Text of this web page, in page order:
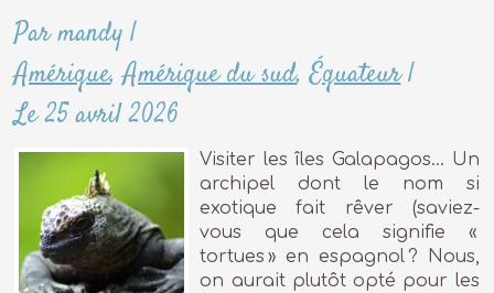
Par mandy |
Amérique,Amérique du sud,Équateur|
Le 25 avril 2026
Visiter les îles Galapagos… Un
archipel dont le nom si
exotique fait rêver (saviez-
vous que cela signifie «
tortues » en espagnol ? Nous,
on aurait plutôt opté pour les